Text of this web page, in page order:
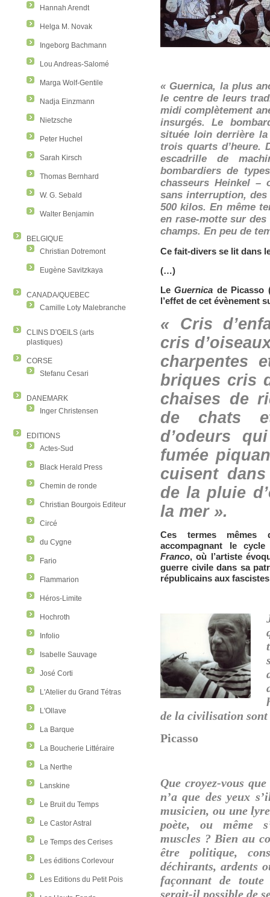
Hannah Arendt
Helga M. Novak
Ingeborg Bachmann
Lou Andreas-Salomé
Marga Wolf-Gentile
Nadja Einzmann
Nietzsche
Peter Huchel
Sarah Kirsch
Thomas Bernhard
W. G. Sebald
Walter Benjamin
BELGIQUE
Christian Dotremont
Eugène Savitzkaya
CANADA/QUEBEC
Camille Loty Malebranche
CLINS D'OEILS (arts
plastiques)
CORSE
Stefanu Cesari
DANEMARK
Inger Christensen
EDITIONS
Actes-Sud
Black Herald Press
Chemin de ronde
Christian Bourgois Editeur
Circé
du Cygne
Fario
Flammarion
Héros-Limite
Hochroth
Infolio
Isabelle Sauvage
José Corti
L'Atelier du Grand Tétras
L'Ollave
La Barque
La Boucherie Littéraire
La Nerthe
Lanskine
Le Bruit du Temps
Le Castor Astral
Le Temps des Cerises
Les éditions Corlevour
Les Editions du Petit Pois
« Guernica, la plus
le centre de leurs
midi complètement
insurgés. Le
située loin derrière
trois quarts d’heure.
escadrille de
bombardiers de
chasseurs Heinkel –
sans interruption, des
500 kilos. En même
en rase-motte sur
champs. En peu de
Ce fait-divers se lit dans
(…)
LeGuernica de Picasso
l’effet de cet évènement
« Cris
cris
charpentes
briques cris
chaises de
de chats
d’odeurs
fumée
cuisent
de la pluie
la mer ».
Ces termes mêmes
accompagnant le
Franco, où l’artiste
guerre civile dans sa
républicains aux
de la civilisation sont
Picasso
Que croyez-vous
n’a que des yeux
musicien, ou une
poète, ou même
muscles ? Bien au
être politique,
déchirants, ardents
façonnant de
serait-il possible de